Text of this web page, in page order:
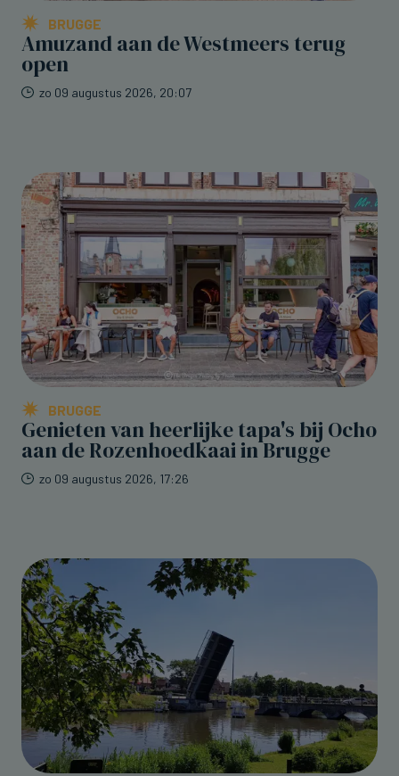
BRUGGE
Amuzand aan de Westmeers terug
open
zo 09 augustus 2026, 20:07
BRUGGE
Genieten van heerlijke tapa's bij Ocho
aan de Rozenhoedkaai in Brugge
zo 09 augustus 2026, 17:26